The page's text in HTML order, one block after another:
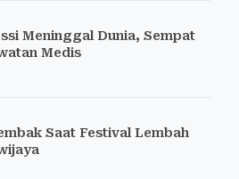
Meninggal Dunia, Sempat
Medis
Saat Festival Lembah